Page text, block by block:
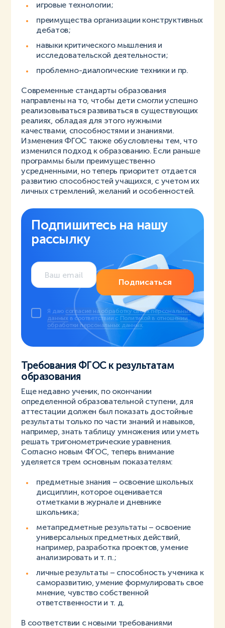
игровые технологии;
преимущества организации конструктивных
дебатов;
навыки критического мышления и
исследовательской деятельности;
проблемно-диалогические техники и пр.
Современные стандарты образования
направлены на то, чтобы дети смогли успешно
реализовываться развиваться в существующих
реалиях, обладая для этого нужными
качествами, способностями и знаниями.
Изменения ФГОС также обусловлены тем, что
изменился подход к образованию. Если раньше
программы были преимущественно
усредненными, но теперь приоритет отдается
развитию способностей учащихся, с учетом их
личных стремлений, желаний и особенностей.
Подпишитесь на нашу
рассылку
Подписаться
Я даю согласие на обработку своих персональных
данных в соответствии с Политикой в отношении
обработки персональных данных.
Требования ФГОС к результатам
образования
Еще недавно ученик, по окончании
определенной образовательной ступени, для
аттестации должен был показать достойные
результаты только по части знаний и навыков,
например, знать таблицу умножения или уметь
решать тригонометрические уравнения.
Согласно новым ФГОС, теперь внимание
уделяется трем основным показателям:
предметные знания – освоение школьных
дисциплин, которое оценивается
отметками в журнале и дневнике
школьника;
метапредметные результаты – освоение
универсальных предметных действий,
например, разработка проектов, умение
анализировать и т. п.;
личные результаты – способность ученика к
саморазвитию, умение формулировать свое
мнение, чувство собственной
ответственности и т. д.
В соответствии с новыми требованиями